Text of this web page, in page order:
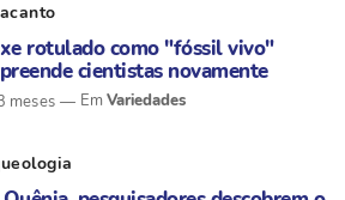
rotulado como "fóssil vivo"
cientistas novamente
meses Variedades